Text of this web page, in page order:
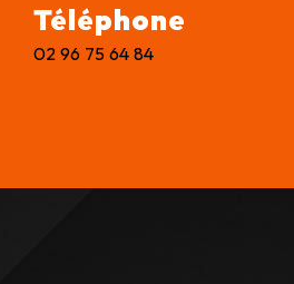
Téléphone
02 96 75 64 84